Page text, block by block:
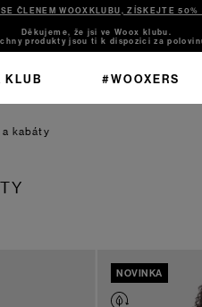
ČLENEM WOOXKLUBU, ZÍSKEJTE 50%
Děkujeme, že jsi ve Woox klubu.
produkty jsou ti k dispozici za
KLUB #WOOXERS
a kabáty
NOVINKA